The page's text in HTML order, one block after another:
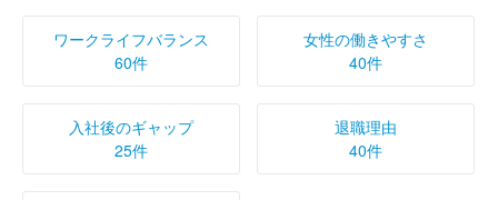
ワークライフバランス
60件
女性の働きやすさ
40件
入社後のギャップ
25件
退職理由
40件